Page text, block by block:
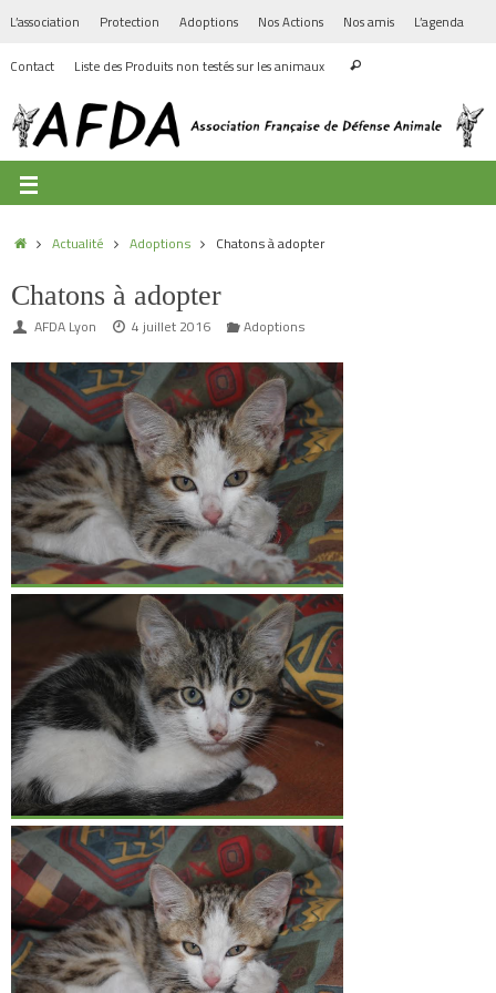
L’association Protection Adoptions Nos Actions Nos amis L’agenda
Contact Liste des Produits non testés sur les animaux
Actualité Adoptions Chatons à adopter
Chatons à adopter
AFDA Lyon 4 juillet 2016 Adoptions